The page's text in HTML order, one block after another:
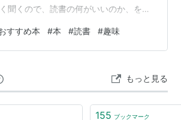
聞くので、読書の何がいいのか、を読
を紹介したいと思う。 読書の効果とか
って人は目次から後半へと飛んでくだ
ストレスを減らせる」という効果があ
の研究で、「何がストレス軽減に効果
う実験があった。被験…
すすめ本 #本 #読書 #趣味
もっと見る
155 ブックマーク